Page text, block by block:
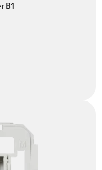
B1